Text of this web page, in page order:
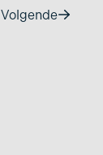
Volgende